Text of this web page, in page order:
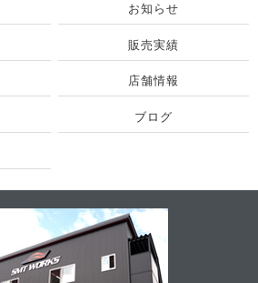
お知らせ
販売実績
店舗情報
ブログ